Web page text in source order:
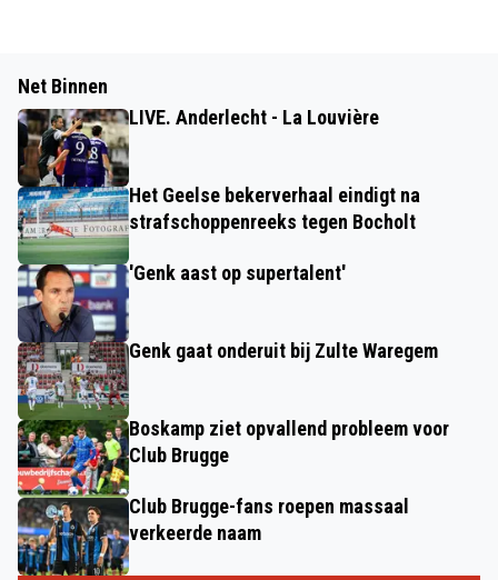
Net Binnen
LIVE. Anderlecht - La Louvière
Het Geelse bekerverhaal eindigt na
strafschoppenreeks tegen Bocholt
'Genk aast op supertalent'
Genk gaat onderuit bij Zulte Waregem
Boskamp ziet opvallend probleem voor
Club Brugge
Club Brugge-fans roepen massaal
verkeerde naam